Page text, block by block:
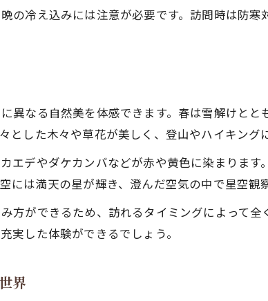
菅平の湿原が支える生態系の不思議
菅平 気温の特徴と寒さのしくみを解説
気候データから見る菅平の快適さ
菅平が避暑地として選ばれる秘密
菅平高原で体感する夏の過ごし方
春夏秋冬で変わる菅平自然の楽しみ方
の冷え込みには注意が必要です。訪問時は防
異なる自然美を体感できます。春は雪解けと
とした木々や草花が美しく、登山やハイキング
エデやダケカンバなどが赤や黄色に染まりま
には満天の星が輝き、澄んだ空気の中で星空観
方ができるため、訪れるタイミングによって
実した体験ができるでしょう。
界